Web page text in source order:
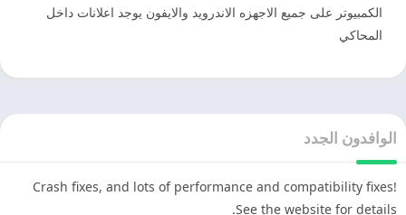
الكمبيوتر على جميع الاجهزه الاندرويد والايفون يوجد اعلانات داخل
المحاكي
الوافدون الجدد
Crash fixes, and lots of performance and compatibility fixes!
See the website for details.